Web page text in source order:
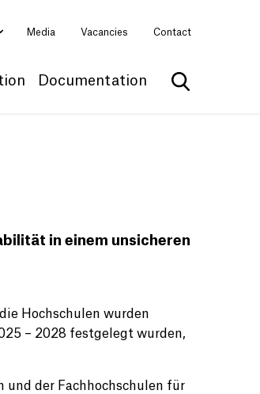
Media Vacancies Contact
Documentation
Show search
in einem unsicheren
Hochschulen wurden
– 2028 festgelegt wurden,
und der Fachhochschulen für